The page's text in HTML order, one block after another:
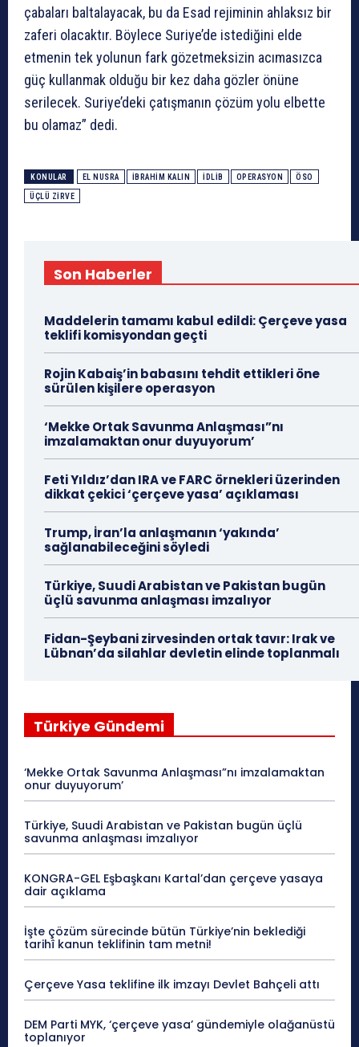
çabaları baltalayacak, bu da Esad rejiminin ahlaksız bir
zaferi olacaktır. Böylece Suriye’de istediğini elde
etmenin tek yolunun fark gözetmeksizin acımasızca
güç kullanmak olduğu bir kez daha gözler önüne
serilecek. Suriye’deki çatışmanın çözüm yolu elbette
bu olamaz” dedi.
KONULAR EL NUSRA İBRAHIM KALIN İDLIB OPERASYON ÖSO
ÜÇLÜ ZIRVE
Son Haberler
Maddelerin tamamı kabul edildi: Çerçeve yasa
teklifi komisyondan geçti
Rojin Kabaiş’in babasını tehdit ettikleri öne
sürülen kişilere operasyon
‘Mekke Ortak Savunma Anlaşması”nı
imzalamaktan onur duyuyorum’
Feti Yıldız’dan IRA ve FARC örnekleri üzerinden
dikkat çekici ‘çerçeve yasa’ açıklaması
Trump, İran’la anlaşmanın ‘yakında’
sağlanabileceğini söyledi
Türkiye, Suudi Arabistan ve Pakistan bugün
üçlü savunma anlaşması imzalıyor
Fidan-Şeybani zirvesinden ortak tavır: Irak ve
Lübnan’da silahlar devletin elinde toplanmalı
Türkiye Gündemi
‘Mekke Ortak Savunma Anlaşması”nı imzalamaktan
onur duyuyorum’
Türkiye, Suudi Arabistan ve Pakistan bugün üçlü
savunma anlaşması imzalıyor
KONGRA-GEL Eşbaşkanı Kartal’dan çerçeve yasaya
dair açıklama
İşte çözüm sürecinde bütün Türkiye’nin beklediği
tarihî kanun teklifinin tam metni!
Çerçeve Yasa teklifine ilk imzayı Devlet Bahçeli attı
DEM Parti MYK, ‘çerçeve yasa’ gündemiyle olağanüstü
toplanıyor